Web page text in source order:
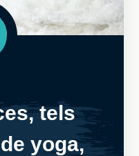
tels
yoga,